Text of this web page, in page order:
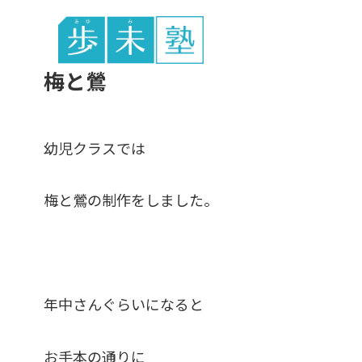
東谷中生の
梅と鶯
幼児クラスでは
梅と鶯の制作をしました。
年中さんぐらいになると
お手本の通りに